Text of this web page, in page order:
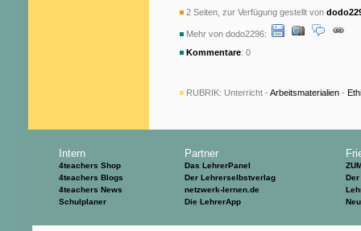
2 Seiten, zur Verfügung gestellt von
Mehr von dodo2296:
Kommentare: 0
RUBRIK: Unterricht - Arbeitsmaterialien -
Intern
4teachers Shop
4teachers Blogs
4teachers News
Schulplaner
Partner
Das LehrerPanel
Der Lehrerselbstverlag
netzwerk-lernen.de
Die LehrerApp